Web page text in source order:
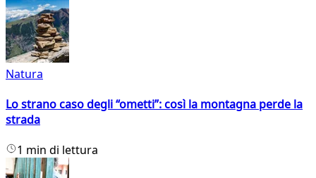
Natura
Lo strano caso degli “ometti”: così la montagna perde la
strada
1 min di lettura